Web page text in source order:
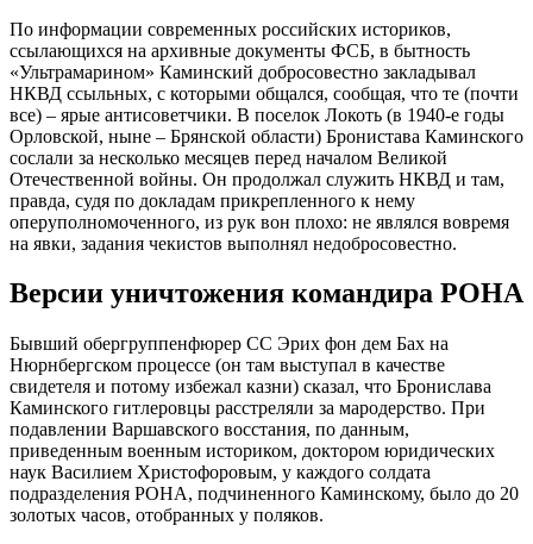
По информации современных российских историков,
ссылающихся на архивные документы ФСБ, в бытность
«Ультрамарином» Каминский добросовестно закладывал
НКВД ссыльных, с которыми общался, сообщая, что те (почти
все) – ярые антисоветчики. В поселок Локоть (в 1940-е годы
Орловской, ныне – Брянской области) Бронистава Каминского
сослали за несколько месяцев перед началом Великой
Отечественной войны. Он продолжал служить НКВД и там,
правда, судя по докладам прикрепленного к нему
оперуполномоченного, из рук вон плохо: не являлся вовремя
на явки, задания чекистов выполнял недобросовестно.
Версии уничтожения командира РОНА
Бывший обергруппенфюрер СС Эрих фон дем Бах на
Нюрнбергском процессе (он там выступал в качестве
свидетеля и потому избежал казни) сказал, что Бронислава
Каминского гитлеровцы расстреляли за мародерство. При
подавлении Варшавского восстания, по данным,
приведенным военным историком, доктором юридических
наук Василием Христофоровым, у каждого солдата
подразделения РОНА, подчиненного Каминскому, было до 20
золотых часов, отобранных у поляков.